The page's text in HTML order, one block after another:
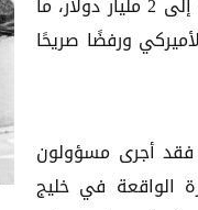
الحراسة، في مشروع قد تصل تكلفته إلى 2 مليار دولار، ما
ورفضًا صريحًا
فقد أجرى مسؤولون
الواقعة في خليج